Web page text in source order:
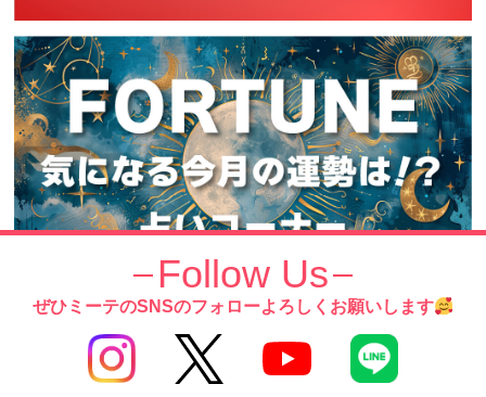
Follow Us
ぜひミーテのSNSのフォローよろしくお願いします